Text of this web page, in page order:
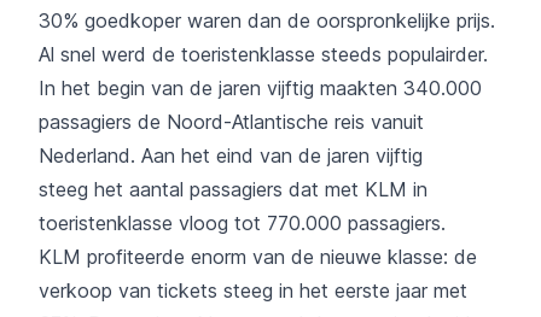
30% goedkoper waren dan de oorspronkelijke prijs.
Al snel werd de toeristenklasse steeds populairder.
In het begin van de jaren vijftig maakten 340.000
passagiers de Noord-Atlantische reis vanuit
Nederland. Aan het eind van de jaren vijftig
steeg het aantal passagiers dat met KLM in
toeristenklasse vloog tot 770.000 passagiers.
KLM profiteerde enorm van de nieuwe klasse: de
verkoop van tickets steeg in het eerste jaar met